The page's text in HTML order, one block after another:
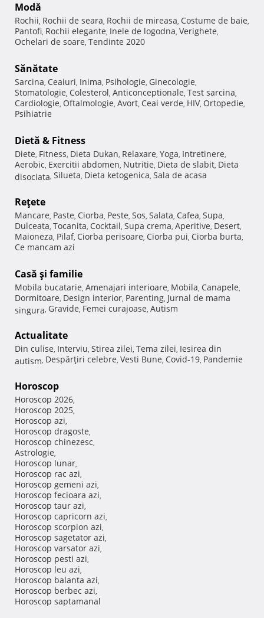
Modă
Rochii, Rochii de seara, Rochii de mireasa, Costume de baie,
Pantofi, Rochii elegante, Inele de logodna, Verighete,
Ochelari de soare, Tendinte 2020
Sănătate
Sarcina, Ceaiuri, Inima, Psihologie, Ginecologie,
Stomatologie, Colesterol, Anticonceptionale, Test sarcina,
Cardiologie, Oftalmologie, Avort, Ceai verde, HIV, Ortopedie,
Psihiatrie
Dietă & Fitness
Diete, Fitness, Dieta Dukan, Relaxare, Yoga, Intretinere,
Aerobic, Exercitii abdomen, Nutritie, Dieta de slabit, Dieta
disociata, Silueta, Dieta ketogenica, Sala de acasa
Reţete
Mancare, Paste, Ciorba, Peste, Sos, Salata, Cafea, Supa,
Dulceata, Tocanita, Cocktail, Supa crema, Aperitive, Desert,
Maioneza, Pilaf, Ciorba perisoare, Ciorba pui, Ciorba burta,
Ce mancam azi
Casă şi familie
Mobila bucatarie, Amenajari interioare, Mobila, Canapele,
Dormitoare, Design interior, Parenting, Jurnal de mama
singura, Gravide, Femei curajoase, Autism
Actualitate
Din culise, Interviu, Stirea zilei, Tema zilei, Iesirea din
autism, Despărţiri celebre, Vesti Bune, Covid-19, Pandemie
Horoscop
Horoscop 2026,
Horoscop 2025,
Horoscop azi,
Horoscop dragoste,
Horoscop chinezesc,
Astrologie,
Horoscop lunar,
Horoscop rac azi,
Horoscop gemeni azi,
Horoscop fecioara azi,
Horoscop taur azi,
Horoscop capricorn azi,
Horoscop scorpion azi,
Horoscop sagetator azi,
Horoscop varsator azi,
Horoscop pesti azi,
Horoscop leu azi,
Horoscop balanta azi,
Horoscop berbec azi,
Horoscop saptamanal